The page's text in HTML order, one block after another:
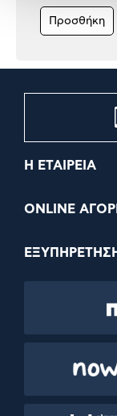
Προσθήκη
Η ΕΤΑΙΡΕΙΑ
ONLINE